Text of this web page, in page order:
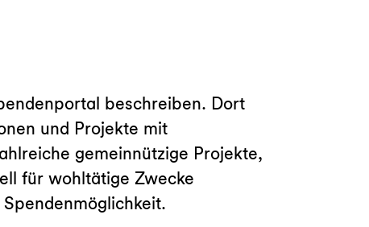
beschreiben. Dort
und Projekte mit
gemeinnützige Projekte,
für wohltätige Zwecke